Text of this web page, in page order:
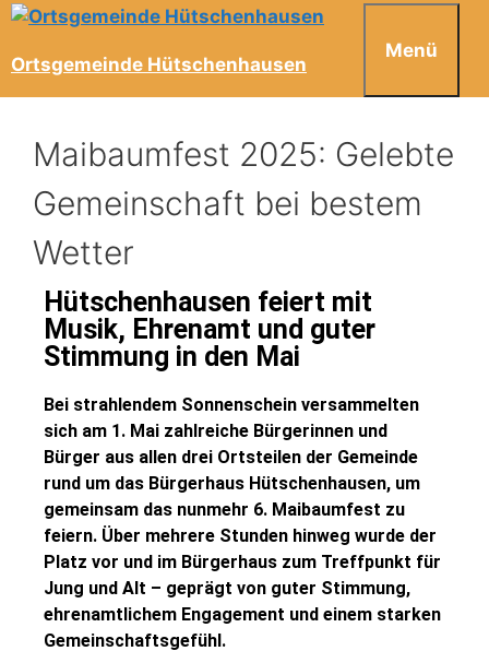
Ortsgemeinde Hütschenhausen
Menü
Maibaumfest 2025: Gelebte
Gemeinschaft bei bestem
Wetter
Hütschenhausen feiert mit
Musik, Ehrenamt und guter
Stimmung in den Mai
Bei strahlendem Sonnenschein versammelten
sich am 1. Mai zahlreiche Bürgerinnen und
Bürger aus allen drei Ortsteilen der Gemeinde
rund um das Bürgerhaus Hütschenhausen, um
gemeinsam das nunmehr 6. Maibaumfest zu
feiern. Über mehrere Stunden hinweg wurde der
Platz vor und im Bürgerhaus zum Treffpunkt für
Jung und Alt – geprägt von guter Stimmung,
ehrenamtlichem Engagement und einem starken
Gemeinschaftsgefühl.